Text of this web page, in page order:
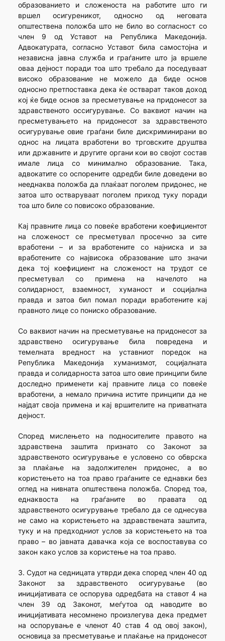
образованието и сложеноста на работите што ги
вршел осигуреникот, односно од неговата
општествена положба што не било во согласност со
член 9 од Уставот на Република Македонија.
Адвокатурата, согласно Уставот била самостојна и
независна јавна служба и граѓаните што ја вршеле
оваа дејност поради тоа што требало да поседуваат
високо образование не можело да биде основ
односно претпоставка дека ќе остварат таков доход
кој ќе биде основ за пресметување на придонесот за
здравственото оссигурување. Со ваквиот начин на
пресметувањето на придонесот за здравственото
осигурување овие граѓани биле дискриминирани во
однос на лицата вработени во трговските друштва
или државните и другите органи кои во својот состав
имале лица со минимално образование. Така,
адвокатите со оспорените одредби биле доведени во
нееднаква положба да плаќаат поголем придонес, не
затоа што остваруваат поголем приход туку поради
тоа што биле со повисоко образование.
Кај правните лица со повеќе вработени коефициентот
на сложеност се пресметувал просечно за сите
вработени – и за вработените со најниска и за
вработените со највисока образование што значи
дека тој коефициент на сложеност на трудот се
пресметувал со примена на начелото на
солидарност, взаемност, хуманост и социјална
правда и затоа бил помал поради вработените кај
правното лице со пониско образование.
Со ваквиот начин на пресметување на придонесот за
здравствено осигурување била повредена и
темелната вредност на уставниот поредок на
Република Македонија хуманизмот, социјалната
правда и солидарноста затоа што овие принципи биле
доследно применети кај правните лица со повеќе
вработени, а немало причина истите принципи да не
најдат своја примена и кај вршителите на приватната
дејност.
Според мислењето на подносителите правото на
здравствена заштита признато со Законот за
здравственото осигурување е условено со обврска
за плаќање на задолжителен придонес, а во
користењето на тоа право граѓаните се еднавки без
оглед на нивната општествена положба. Според тоа,
еднаквоста на граѓаните во правата од
здравственото осигурување требало да се однесува
не само на користењето на здравствената заштита,
туку и на предходниот услов за користењето на тоа
право – во јавната давачка која се воспоставува со
закон како услов за користење на тоа право.
3. Судот на седницата утврди дека според член 40 од
Законот за здравственото осигурување (во
иницијативата се оспорува одредбата на ставот 4 на
член 39 од Законот, меѓутоа од наводите во
иницијативата несомнено произлегува дека предмет
на оспорување е членот 40 став 4 од овој закон),
основица за пресметување и плаќање на придонесот